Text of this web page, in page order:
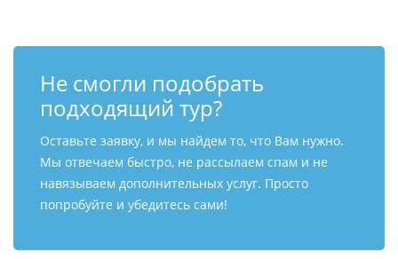
Не смогли подобрать
подходящий тур?
Оставьте заявку, и мы найдем то, что Вам нужно.
Мы отвечаем быстро, не рассылаем спам и не
навязываем дополнительных услуг. Просто
попробуйте и убедитесь сами!